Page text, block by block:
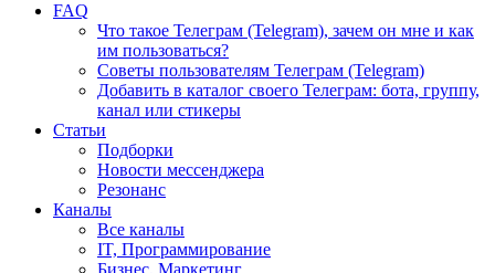
содержимому
FAQ
Что такое Телеграм (Telegram), зачем он мне и как
им пользоваться?
Советы пользователям Телеграм (Telegram)
Добавить в каталог своего Телеграм: бота, группу,
канал или стикеры
Статьи
Подборки
Новости мессенджера
Резонанс
Каналы
Все каналы
IT, Программирование
Бизнес, Маркетинг